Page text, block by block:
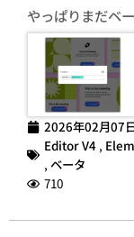
やっぱりまだベ
2026年02月07
Editor V4 ,
, ベータ
710